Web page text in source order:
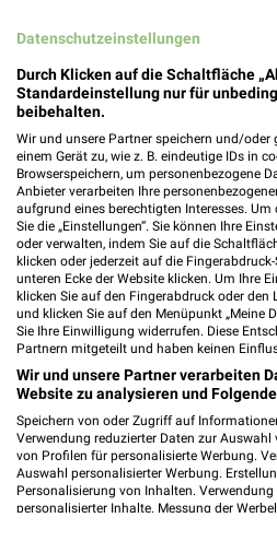
Volksversand
Angebote
Vorwerk Angebote im
Mainz
Noch mehr
der
Datenschutzeinstellungen
Durch Klicken auf die Schaltfläche
Standardeinstellung nur für
beibehalten.
Wir und unsere Partner speichern und/
einem Gerät zu, wie z. B. eindeutige IDs in
Browserspeichern, um personenbezogene
Anbieter verarbeiten Ihre
aufgrund eines berechtigten Interesses.
Sie die „Einstellungen“. Sie können Ihre
oder verwalten, indem Sie auf die
klicken oder jederzeit auf die
unteren Ecke der Website klicken. Um Ihre
klicken Sie auf den Fingerabdruck oder den
und klicken Sie auf den Menüpunkt „Meine
Sie Ihre Einwilligung widerrufen. Diese
Partnern mitgeteilt und haben keinen
Wir und unsere Partner verarbeiten
Website zu analysieren und
Speichern von oder Zugriff auf
Verwendung reduzierter Daten zur Auswahl
von Profilen für personalisierte Werbung.
Auswahl personalisierter Werbung.
Personalisierung von Inhalten.
personalisierter Inhalte. Messung der